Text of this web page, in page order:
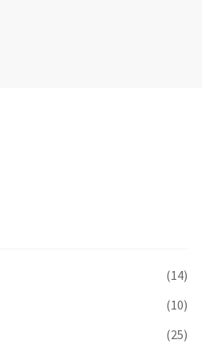
(14)
(10)
(25)